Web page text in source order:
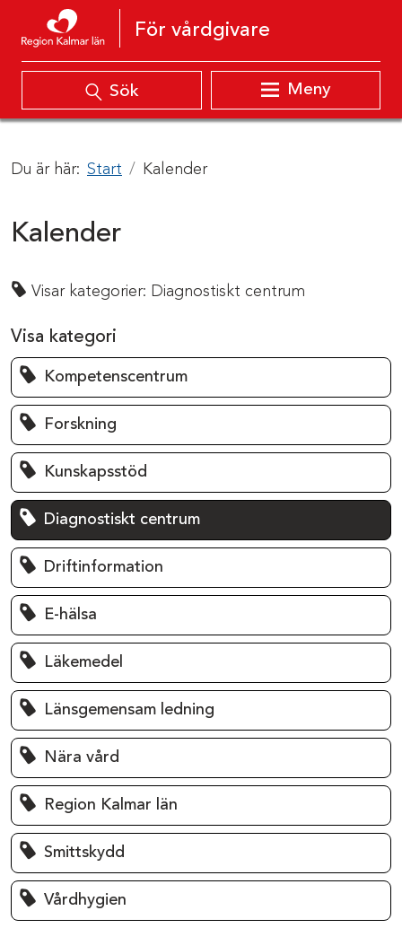
Hoppa till innehåll
För vårdgivare
Sök Meny
Du är här: Start Kalender
Kalender
Visar kategorier: Diagnostiskt centrum
Visa kategori
Kompetenscentrum
Forskning
Kunskapsstöd
Diagnostiskt centrum
Driftinformation
E-hälsa
Läkemedel
Länsgemensam ledning
Nära vård
Region Kalmar län
Smittskydd
Vårdhygien